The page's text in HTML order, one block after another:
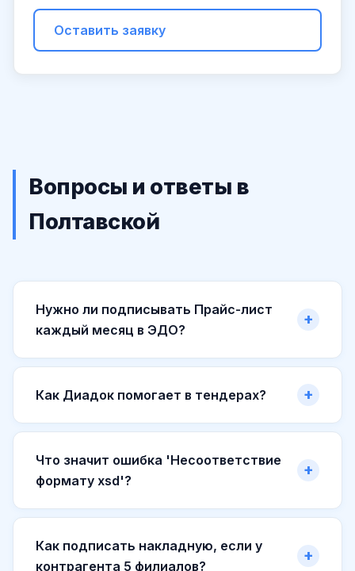
Оставить заявку
Вопросы и ответы в
Полтавской
Нужно ли подписывать Прайс-лист
каждый месяц в ЭДО?
Как Диадок помогает в тендерах?
Что значит ошибка 'Несоответствие
формату xsd'?
Как подписать накладную, если у
контрагента 5 филиалов?